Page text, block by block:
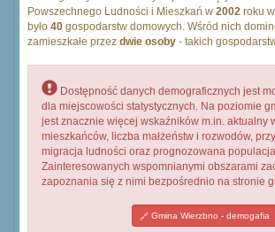
Powszechnego Ludności i Mieszkań w 2002 roku
było 40 gospodarstw domowych. Wśród nich
zamieszkałe przez dwie osoby - takich
Dostępność danych demograficznych jest
dla miejscowości statystycznych. Na poziomie
jest znacznie więcej wskaźników m.in. aktualny
mieszkańców, liczba małżeństw i rozwodów,
migracja ludności oraz prognozowana
Zainteresowanych wspomnianymi obszarami
zapoznania się z nimi bezpośrednio na stronie
Gmina Wierzbno - demogafia